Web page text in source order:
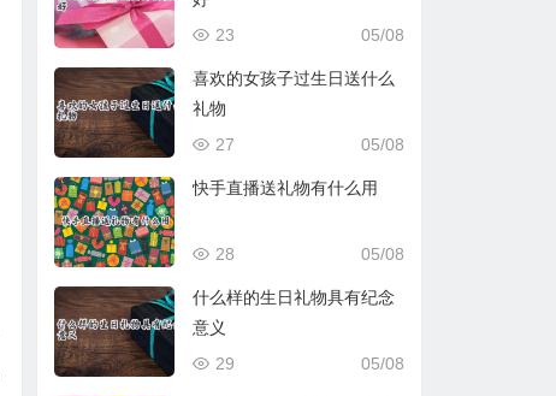
05/08
23
喜欢的女孩子过生日送什么
礼物
05/08
27
快手直播送礼物有什么用
05/08
28
什么样的生日礼物具有纪念
意义
05/08
29